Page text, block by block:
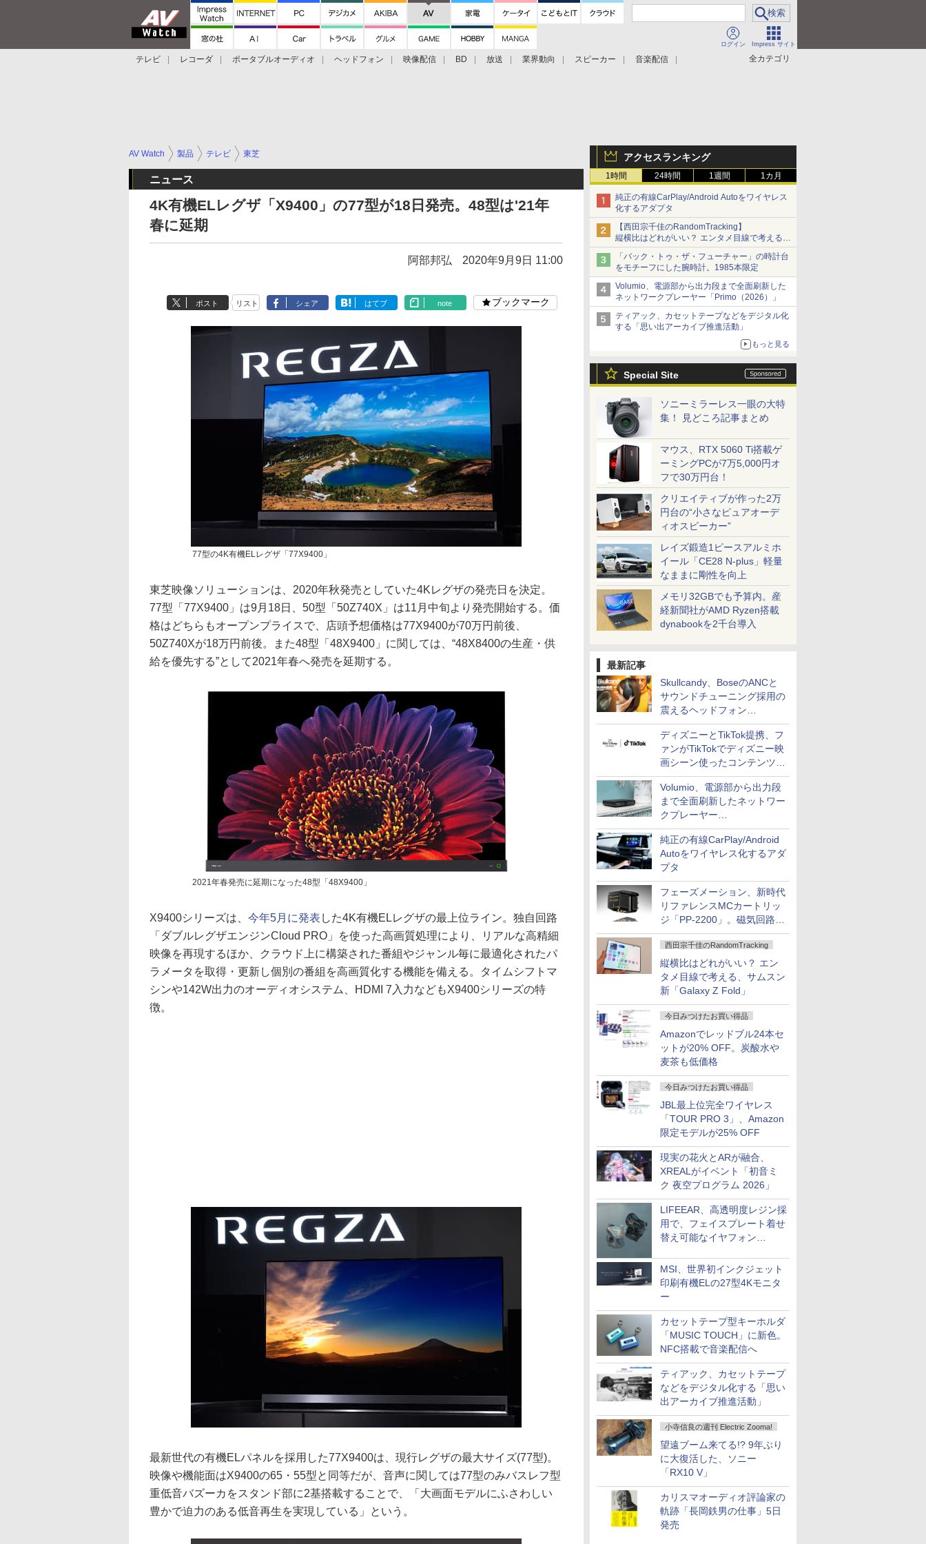
ログイン Impress サイト
全カテゴリ
テレビ レコーダ ポータブルオーディオ ヘッドフォン 映像配信 BD 放送 業界動向 スピーカー
音楽配信
アクセスランキング
1時間 24時間 1週間 1カ月
純正の有線CarPlay/Android Autoをワイヤレス
化するアダプタ
【西田宗千佳のRandomTracking】
縦横比はどれがいい？ エンタメ目線で考える、
サムスン新「Galaxy Z Fold」
「バック・トゥ・ザ・フューチャー」の時計台
をモチーフにした腕時計。1985本限定
Volumio、電源部から出力段まで全面刷新した
ネットワークプレーヤー「Primo（2026）」
ティアック、カセットテープなどをデジタル化
する「思い出アーカイブ推進活動」
もっと見る
Special Site
ソニーミラーレス一眼の大特
集！ 見どころ記事まとめ
マウス、RTX 5060 Ti搭載ゲ
ーミングPCが7万5,000円オ
フで30万円台！
クリエイティブが作った2万
円台の“小さなピュアオーデ
ィオスピーカー”
レイズ鍛造1ピースアルミホ
イール「CE28 N-plus」軽量
なままに剛性を向上
メモリ32GBでも予算内。産
経新聞社がAMD Ryzen搭載
dynabookを2千台導入
最新記事
Skullcandy、BoseのANCと
サウンドチューニング採用の
震えるヘッドフォン
「Crusher 1080 ANC」
ディズニーとTikTok提携、フ
ァンがTikTokでディズニー映
画シーン使ったコンテンツ制
作、Disney+にも配信
Volumio、電源部から出力段
まで全面刷新したネットワー
クプレーヤー
「Primo（2026）」
純正の有線CarPlay/Android
Autoをワイヤレス化するアダ
プタ
フェーズメーション、新時代
リファレンスMCカートリッ
ジ「PP-2200」。磁気回路や
ハウジングを根本から見直し
西田宗千佳のRandomTracking
縦横比はどれがいい？ エン
タメ目線で考える、サムスン
新「Galaxy Z Fold」
今日みつけたお買い得品
Amazonでレッドブル24本セ
ットが20% OFF。炭酸水や
麦茶も低価格
今日みつけたお買い得品
JBL最上位完全ワイヤレス
「TOUR PRO 3」、Amazon
限定モデルが25% OFF
現実の花火とARが融合、
XREALがイベント「初音ミ
ク 夜空プログラム 2026」
LIFEEAR、高透明度レジン採
用で、フェイスプレート着せ
替え可能なイヤフォン
MSI、世界初インクジェット
印刷有機ELの27型4Kモニタ
ー
カセットテープ型キーホルダ
「MUSIC TOUCH」に新色。
NFC搭載で音楽配信へ
ティアック、カセットテープ
などをデジタル化する「思い
出アーカイブ推進活動」
小寺信良の週刊 Electric Zooma!
望遠ブーム来てる!? 9年ぶり
に大復活した、ソニー
「RX10 V」
カリスマオーディオ評論家の
軌跡「長岡鉄男の仕事」5日
発売
AV Watch 製品 テレビ 東芝
ニュース
4K有機ELレグザ「X9400」の77型が18日発売。48型は'21年
春に延期
阿部邦弘 2020年9月9日 11:00
ポスト リスト シェア はてブ note ブックマーク
77型の4K有機ELレグザ「77X9400」
東芝映像ソリューションは、2020年秋発売としていた4Kレグザの発売日を決定。
77型「77X9400」は9月18日、50型「50Z740X」は11月中旬より発売開始する。価
格はどちらもオープンプライスで、店頭予想価格は77X9400が70万円前後、
50Z740Xが18万円前後。また48型「48X9400」に関しては、“48X8400の生産・供
給を優先する”として2021年春へ発売を延期する。
2021年春発売に延期になった48型「48X9400」
X9400シリーズは、 今年5月に発表 した4K有機ELレグザの最上位ライン。独自回路
「ダブルレグザエンジンCloud PRO」を使った高画質処理により、リアルな高精細
映像を再現するほか、クラウド上に構築された番組やジャンル毎に最適化されたパ
ラメータを取得・更新し個別の番組を高画質化する機能を備える。タイムシフトマ
シンや142W出力のオーディオシステム、HDMI 7入力などもX9400シリーズの特
徴。
最新世代の有機ELパネルを採用した77X9400は、現行レグザの最大サイズ(77型)。
映像や機能面はX9400の65・55型と同等だが、音声に関しては77型のみバスレフ型
重低音バズーカをスタンド部に2基搭載することで、「大画面モデルにふさわしい
豊かで迫力のある低音再生を実現している」という。